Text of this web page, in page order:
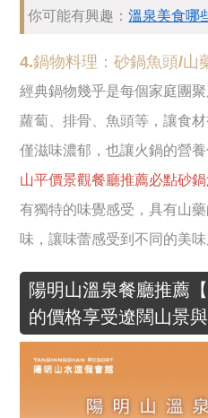
你可能有興趣：溫泉美食哪
4.鍋物料理：砂鍋魚頭/山
經典鍋物幾乎是每個家庭團
蘿蔔、排骨、魚頭等，讓食
僅滋味濃郁，也讓火鍋的營
山平價景觀餐廳推薦必點砂
有獨特的味覺感受，具有山
味，讓味蕾感受到不同的美味
陽明山溫泉餐廳推薦
的價格享受遼闊山景